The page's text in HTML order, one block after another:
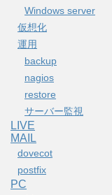
Windows server
仮想化
運用
backup
nagios
restore
サーバー監視
LIVE
MAIL
dovecot
postfix
PC